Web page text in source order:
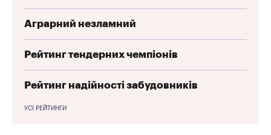
Аграрний незламний
Рейтинг тендерних чемпіонів
Рейтинг надійності забудовників
УСІ РЕЙТИНГИ